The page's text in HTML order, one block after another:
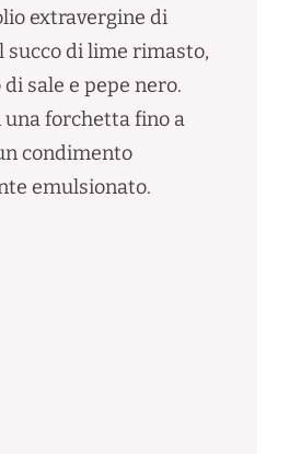
extravergine di
succo di lime rimasto,
sale e pepe nero.
una forchetta fino a
condimento
emulsionato.